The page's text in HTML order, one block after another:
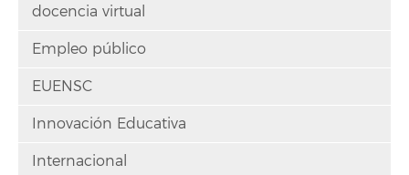
docencia virtual
Empleo público
EUENSC
Innovación Educativa
Internacional